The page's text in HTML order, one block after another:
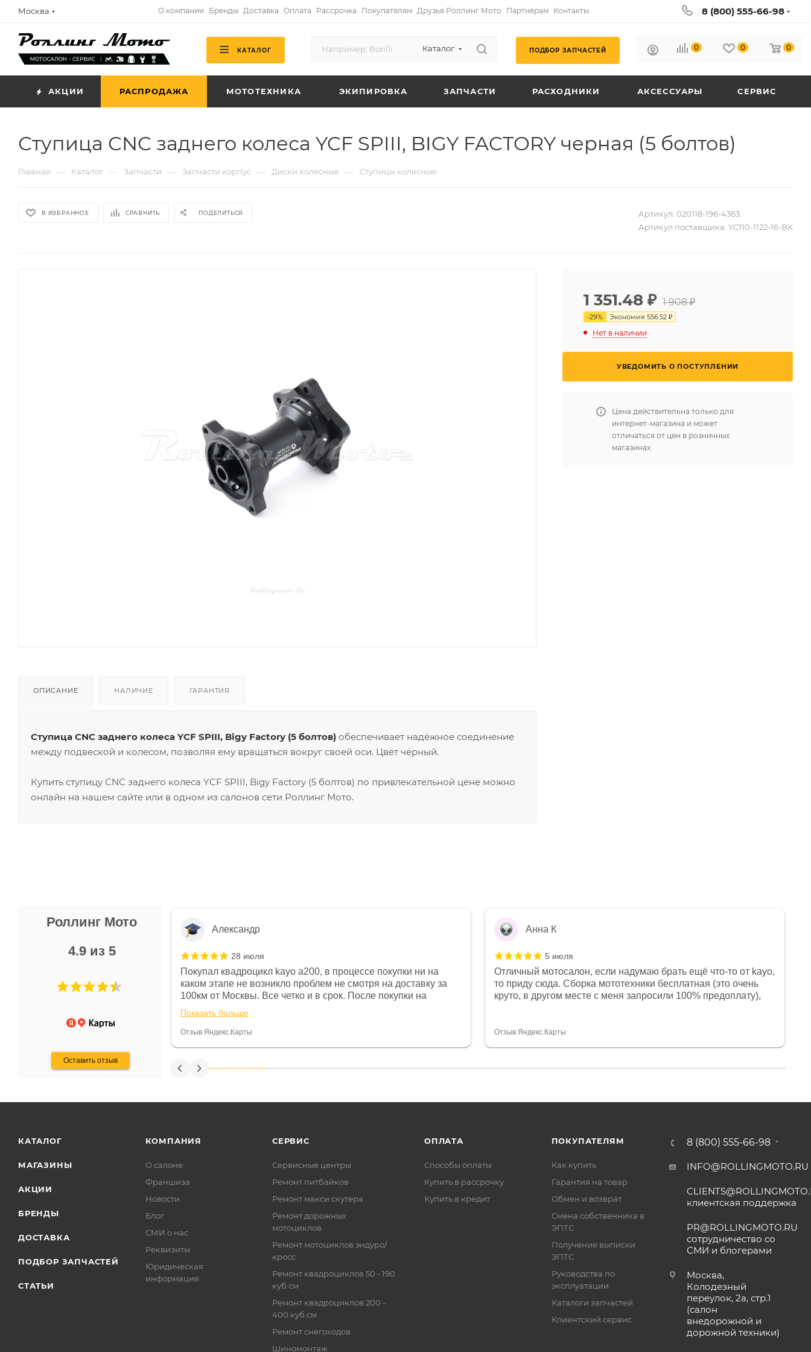
Москва О компании Бренды Доставка Оплата Рассрочка Покупателям Друзья Роллинг Мото Партнёрам Контакты 8 (800) 555-66-98
КАТАЛОГ Каталог ПОДБОР ЗАПЧАСТЕЙ 0 0 0
АКЦИИ РАСПРОДАЖА МОТОТЕХНИКА ЭКИПИРОВКА ЗАПЧАСТИ РАСХОДНИКИ АКСЕССУАРЫ СЕРВИС
Ступица CNC заднего колеса YCF SPIII, BIGY FACTORY черная (5 болтов)
Главная — Каталог — Запчасти — Запчасти корпус — Диски колесные — Ступицы колесные
В ИЗБРАННОЕ СРАВНИТЬ ПОДЕЛИТЬСЯ Артикул: 020118-196-4363
Артикул поставщика: YC110-1122-16-BK
ОПИСАНИЕ НАЛИЧИЕ ГАРАНТИЯ
Ступица CNC заднего колеса YCF SPIII, Bigy Factory (5 болтов) обеспечивает надёжное соединение
между подвеской и колесом, позволяя ему вращаться вокруг своей оси. Цвет чёрный.
Купить ступицу CNC заднего колеса YCF SPIII, Bigy Factory (5 болтов) по привлекательной цене можно
онлайн на нашем сайте или в одном из салонов сети Роллинг Мото.
1 351.48 ₽ 1 908 ₽
-29% Экономия 556.52 ₽
Нет в наличии
УВЕДОМИТЬ О ПОСТУПЛЕНИИ
Цена действительна только для
интернет-магазина и может
отличаться от цен в розничных
магазинах
Роллинг Мото
4.9 из 5
Оставить отзыв
Не понравились условия
и дают только на год)
Александр
28 июля
Покупал квадроцикл kayo a200, в процессе покупки ни на
каком этапе не возникло проблем не смотря на доставку за
100км от Москвы. Все четко и в срок. После покупки на
спидометре всегда был 0, при этом представители магазина
постоянно были на связи и в итоге проблема была решена.
Считаю, что это говорит о небезразличии к клиенту после
Показать больше
Отзыв Яндекс.Карты
Анна К
5 июля
Отличный мотосалон, если надумаю брать ещё что-то от kayo,
то приду сюда. Сборка мототехники бесплатная (это очень
круто, в другом месте с меня запросили 100% предоплату),
спасибо отдельное, всегда на связи, очень детально всё
Отзыв Яндекс.Карты
КАТАЛОГ
МАГАЗИНЫ
АКЦИИ
БРЕНДЫ
ДОСТАВКА
ПОДБОР ЗАПЧАСТЕЙ
СТАТЬИ
КОМПАНИЯ
О салоне
Франшиза
Новости
Блог
СМИ о нас
Реквизиты
Юридическая
информация
СЕРВИС
Сервисные центры
Ремонт питбайков
Ремонт макси скутера
Ремонт дорожных
мотоциклов
Ремонт мотоциклов эндуро/
кросс
Ремонт квадроциклов 50 - 190
куб.см
Ремонт квадроциклов 200 -
400 куб.см
Ремонт снегоходов
Шиномонтаж
ОПЛАТА
Способы оплаты
Купить в рассрочку
Купить в кредит
ПОКУПАТЕЛЯМ
Как купить
Гарантия на товар
Обмен и возврат
Смена собственника в
ЭПТС
Получение выписки
ЭПТС
Руководства по
эксплуатации
Каталоги запчастей
Клиентский сервис
8 (800) 555-66-98
INFO@ROLLINGMOTO.RU
клиентская поддержка
PR@ROLLINGMOTO.RU
сотрудничество со
СМИ и блогерами
Москва,
Колодезный
переулок, 2а, стр.1
(салон
внедорожной и
дорожной техники)